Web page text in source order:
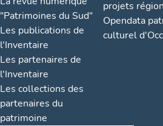
"Patrimoines du Sud"
Les publications de
l'Inventaire
Les partenaires de
l'Inventaire
Les collections des
partenaires du
patrimoine
projets
Opendata
culturel